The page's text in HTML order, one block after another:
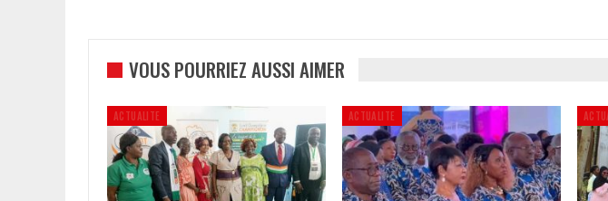
VOUS POURRIEZ AUSSI AIMER
ACTUALITE ACTUALITE